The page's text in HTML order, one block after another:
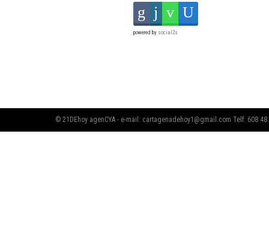
powered by social2s
© 21DEhoy agenCYA - e-mail: cartagenadehoy1@gmail.com Telf: 608 48